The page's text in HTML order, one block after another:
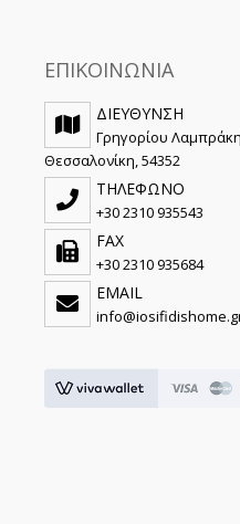
ΕΠΙΚΟΙΝΩΝΙΑ
ΔΙΕΥΘΥΝΣΗ
Γρηγορίου
Θεσσαλονίκη, 54352
ΤΗΛΕΦΩΝΟ
+30 2310 935543
FAX
+30 2310 935684
EMAIL